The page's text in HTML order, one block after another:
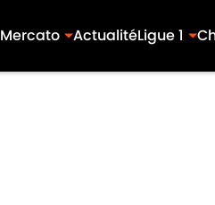
Mercato ActualitéLigue 1